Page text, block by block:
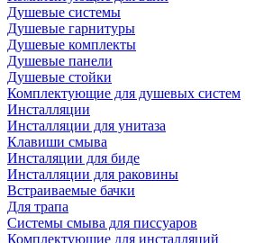
Душевые системы
Душевые гарнитуры
Душевые комплекты
Душевые панели
Душевые стойки
Комплектующие для душевых систем
Инсталляции
Инсталляции для унитаза
Клавиши смыва
Инсталяции для биде
Инсталляции для раковины
Встраиваемые бачки
Для трапа
Системы смыва для писсуаров
Комплектующие для инсталляций